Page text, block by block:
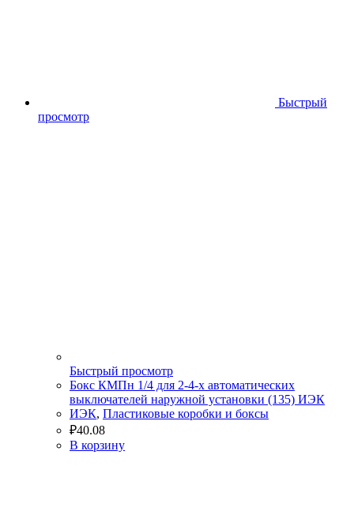
Быстрый
просмотр
Быстрый просмотр
Бокс КМПн 1/4 для 2-4-х автоматических
выключателей наружной установки (135) ИЭК
ИЭК, Пластиковые коробки и боксы
₽40.08
В корзину